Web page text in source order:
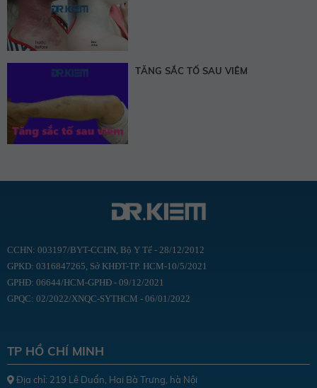
TĂNG SẮC TỐ SAU VIÊM
CCHN: 003197/BYT-CCHN, Bộ Y Tế - 28/12/2012
GPKD: 0316847265, Sở KHĐT-TP. HCM-10/5/2021
GPHĐ: 06644/HCM-GPHĐ - 09/12/2021
GPQC: 02/2022/XNQC-SYTHCM - 06/01/2022
TP HỒ CHÍ MINH
Địa chỉ: 219 Lê Duẩn, Hai Bà Trưng, hà Nội